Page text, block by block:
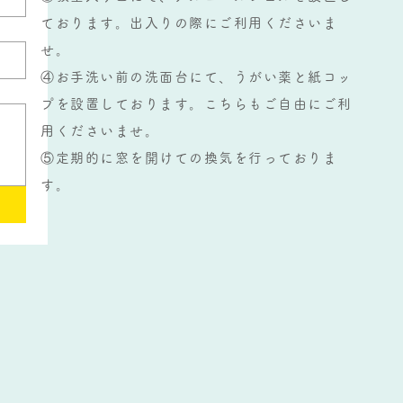
ております。出入りの際にご利用くださいま
せ。
④お手洗い前の洗面台にて、うがい薬と紙コッ
プを設置しております。こちらもご自由にご利
用くださいませ。
​⑤定期的に窓を開けての換気を行っておりま
す。